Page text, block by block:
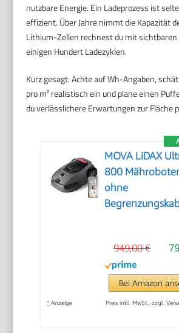
nutzbare Energie. Ein Ladeprozess ist
effizient. Über Jahre nimmt die Kapazität
Lithium-Zellen rechnest du mit
einigen Hundert Ladezyklen.
Kurz gesagt: Achte auf Wh-Angaben,
pro m² realistisch ein und plane einen
du verlässlichere Erwartungen zur Fläche
MOVA LiDAX
800
ohne
949,00 €
Bei Amazon
* Anzeige Preis inkl. MwSt., zzgl.